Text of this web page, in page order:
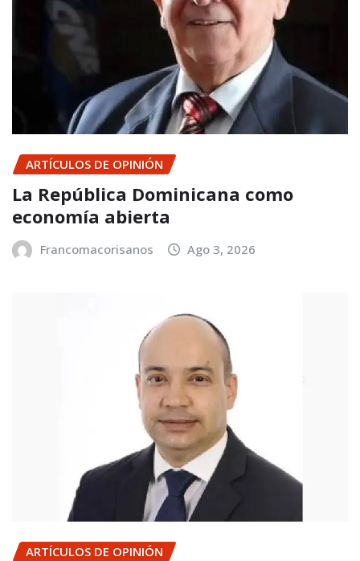
ARTÍCULOS DE OPINIÓN
La República Dominicana como
economía abierta
Francomacorisanos Ago 3, 2026
ARTÍCULOS DE OPINIÓN